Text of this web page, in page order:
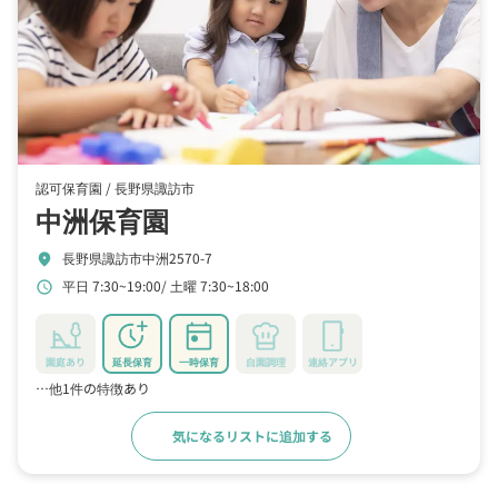
認可保育園 /長野県諏訪市
中洲保育園
location_on 長野県諏訪市中洲2570-7
schedule 平日 7:30~19:00 土曜 7:30~18:00
園庭あり 延長保育 一時保育 自園調理 連絡アプリ
…他1件の特徴あり
気になるリストに追加する